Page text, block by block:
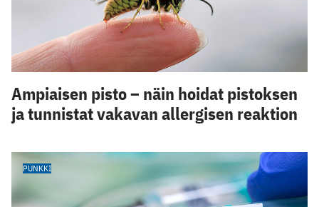
Ampiaisen pisto – näin hoidat pistoksen
ja tunnistat vakavan allergisen reaktion
PUNKKI